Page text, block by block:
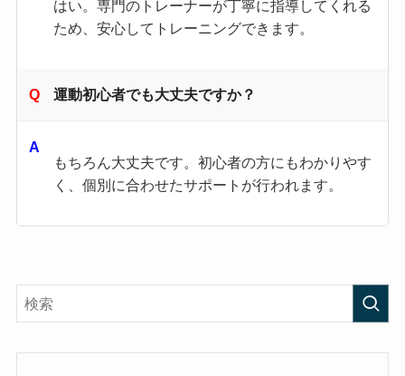
はい。専門のトレーナーが丁寧に指導してくれる
ため、安心してトレーニングできます。
運動初心者でも大丈夫ですか？
もちろん大丈夫です。初心者の方にもわかりやす
く、個別に合わせたサポートが行われます。